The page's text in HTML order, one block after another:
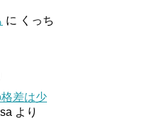
に くっち
差は少
より